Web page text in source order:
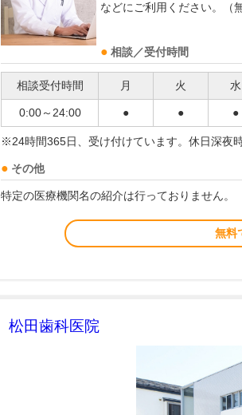
などにご利用ください。（
相談／受付時間
相談受付時間 月 火 水
0:00～24:00 ● ● ●
※24時間365日、受け付けています。休日深夜
その他
特定の医療機関名の紹介は行っておりません。
無料
松田歯科医院